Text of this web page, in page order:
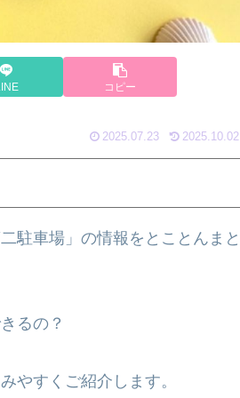
コピー
2025.07.23 2025.10.02
駐車場」の情報をとことんまと
るの？
やすくご紹介します。